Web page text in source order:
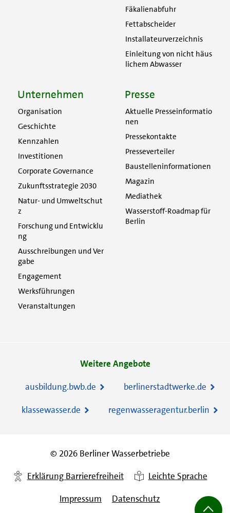
Fäkalienabfuhr
Fettabscheider
Installateurverzeichnis
Einleitung von nicht häus
lichem Abwasser
Unternehmen
Organisation
Geschichte
Kennzahlen
Investitionen
Corporate Governance
Zukunftsstrategie 2030
Natur- und Umweltschut
z
Forschung und Entwicklu
ng
Ausschreibungen und Ver
gabe
Engagement
Werksführungen
Veranstaltungen
Presse
Aktuelle Presseinformatio
nen
Pressekontakte
Presseverteiler
Baustelleninformationen
Magazin
Mediathek
Wasserstoff-Roadmap für
Berlin
Weitere Angebote
ausbildung.bwb.de berlinerstadtwerke.de
klassewasser.de regenwasseragentur.berlin
© 2026 Berliner Wasserbetriebe
Erklärung Barrierefreiheit
Leichte Sprache
Impressum
Datenschutz